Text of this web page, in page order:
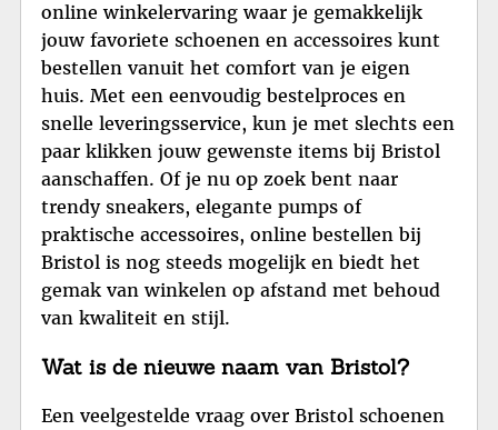
online winkelervaring waar je gemakkelijk
jouw favoriete schoenen en accessoires kunt
bestellen vanuit het comfort van je eigen
huis. Met een eenvoudig bestelproces en
snelle leveringsservice, kun je met slechts een
paar klikken jouw gewenste items bij Bristol
aanschaffen. Of je nu op zoek bent naar
trendy sneakers, elegante pumps of
praktische accessoires, online bestellen bij
Bristol is nog steeds mogelijk en biedt het
gemak van winkelen op afstand met behoud
van kwaliteit en stijl.
Wat is de nieuwe naam van Bristol?
Een veelgestelde vraag over Bristol schoenen